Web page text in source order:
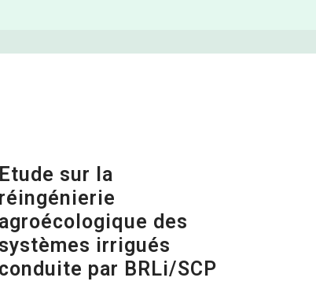
Etude sur la
réingénierie
agroécologique des
systèmes irrigués
conduite par BRLi/SCP